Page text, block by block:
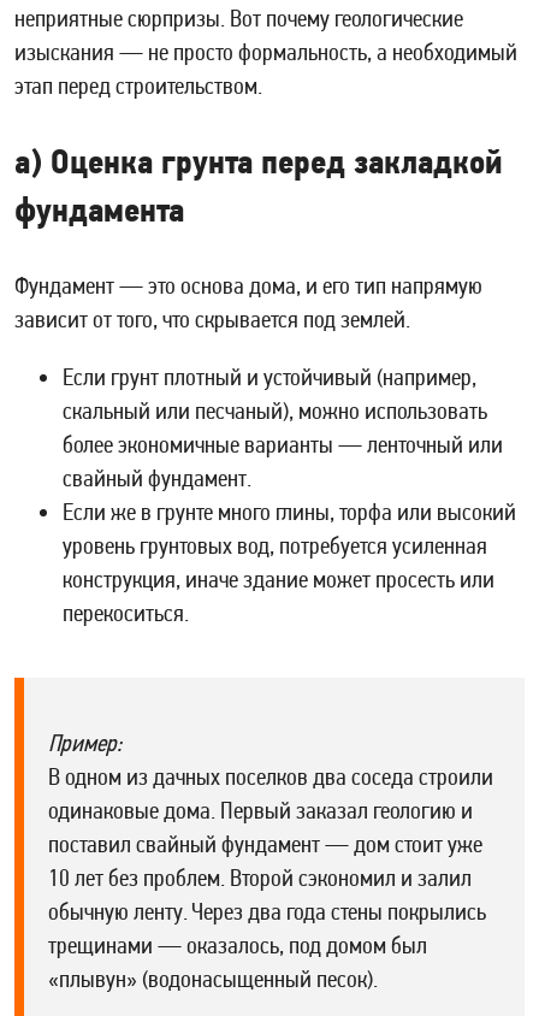
неприятные сюрпризы. Вот почему геологические
изыскания — не просто формальность, а необходимый
этап перед строительством.
а) Оценка грунта перед закладкой
фундамента
Фундамент — это основа дома, и его тип напрямую
зависит от того, что скрывается под землей.
Если грунт плотный и устойчивый (например,
скальный или песчаный), можно использовать
более экономичные варианты — ленточный или
свайный фундамент.
Если же в грунте много глины, торфа или высокий
уровень грунтовых вод, потребуется усиленная
конструкция, иначе здание может просесть или
перекоситься.
Пример:
В одном из дачных поселков два соседа строили
одинаковые дома. Первый заказал геологию и
поставил свайный фундамент — дом стоит уже
10 лет без проблем. Второй сэкономил и залил
обычную ленту. Через два года стены покрылись
трещинами — оказалось, под домом был
«плывун» (водонасыщенный песок).